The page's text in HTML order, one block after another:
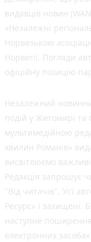
видавців новин
«Незалежні
Норвезькою
Норвегії. Погляди
офіційну позицію
Незалежний
подій у Житомирі
мультимедійною
хвилин Романів»
висвітлюємо
Редакція запрошує
"Від читачів". Усі
Ресурс» і захищені.
наступне поширення
електронних